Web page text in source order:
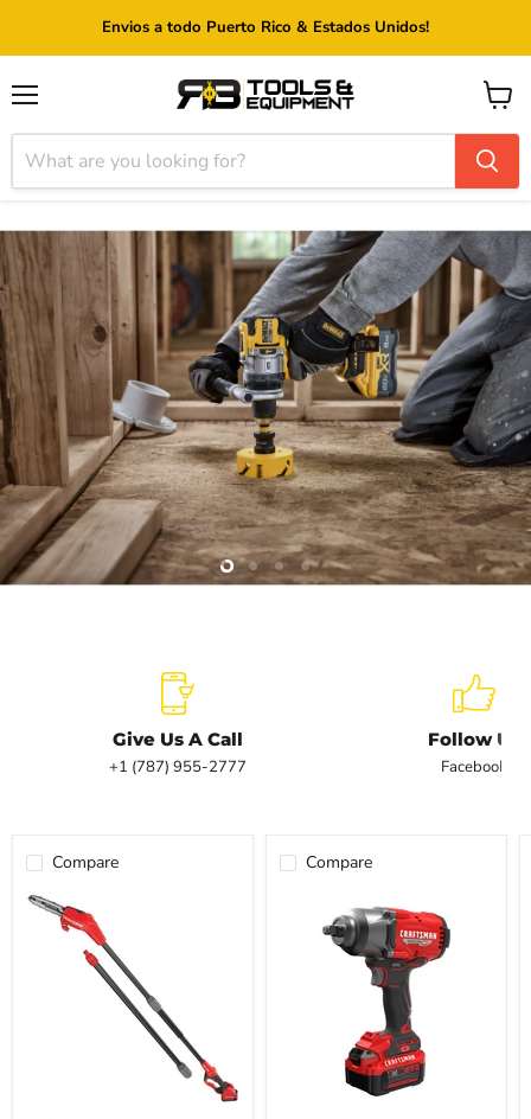
Envios a todo Puerto Rico & Estados Unidos!
View
cart
SlideSlideSlideSlide
Give Us A Call
+1 (787) 955-2777
Follow Us
Facebook
Compare Compare